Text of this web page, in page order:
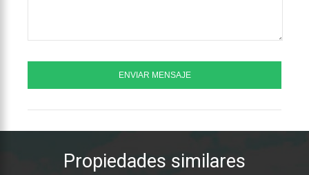
Propiedades similares